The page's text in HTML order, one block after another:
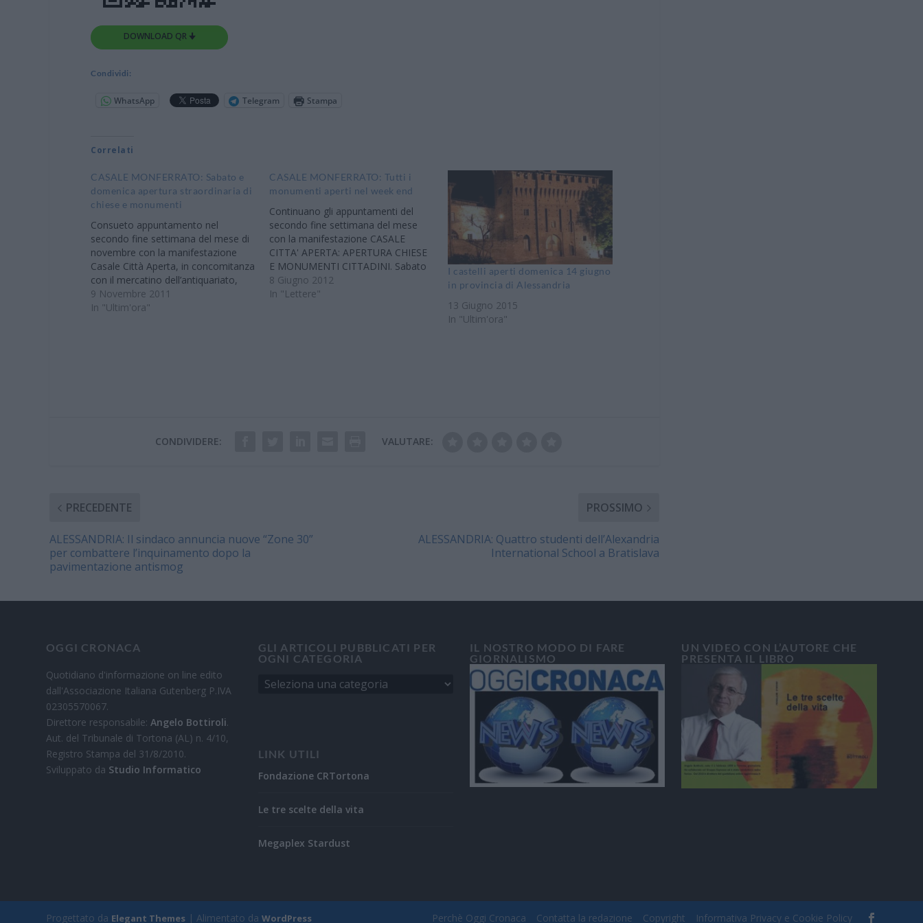
DOWNLOAD QR 🠋
Condividi:
WhatsApp Telegram Stampa
Correlati
CASALE MONFERRATO: Sabato e
domenica apertura straordinaria di
chiese e monumenti
Consueto appuntamento nel
secondo fine settimana del mese di
novembre con la manifestazione
Casale Città Aperta, in concomitanza
con il mercatino dell’antiquariato,
organizzata dall’Assessorato per la
Cultura del Comune di Casale
9 Novembre 2011
In "Ultim'ora"
CASALE MONFERRATO: Tutti i
monumenti aperti nel week end
Continuano gli appuntamenti del
secondo fine settimana del mese
con la manifestazione CASALE
CITTA' APERTA: APERTURA CHIESE
E MONUMENTI CITTADINI. Sabato
9 e domenica 10 giugno verranno
aperti appositamente i più importanti
8 Giugno 2012
In "Lettere"
I castelli aperti domenica 14 giugno
in provincia di Alessandria
13 Giugno 2015
In "Ultim'ora"
CONDIVIDERE: VALUTARE:
PRECEDENTE
ALESSANDRIA: Il sindaco annuncia nuove “Zone 30”
per combattere l’inquinamento dopo la
pavimentazione antismog
PROSSIMO
ALESSANDRIA: Quattro studenti dell’Alexandria
International School a Bratislava
OGGI CRONACA
Quotidiano d'informazione on line edito
dall'Associazione Italiana Gutenberg P.IVA
02305570067.
Direttore responsabile:Angelo Bottiroli.
Aut. del Tribunale di Tortona (AL) n. 4/10,
Registro Stampa del 31/8/2010.
Sviluppato da Studio Informatico
GLI ARTICOLI PUBBLICATI PER
OGNI CATEGORIA
LINK UTILI
Fondazione CRTortona
Le tre scelte della vita
Megaplex Stardust
IL NOSTRO MODO DI FARE
GIORNALISMO
UN VIDEO CON L’AUTORE CHE
PRESENTA IL LIBRO
Progettato da Elegant Themes | Alimentato daWordPress Perchè Oggi Cronaca Contatta la redazione Copyright Informativa Privacy e Cookie Policy